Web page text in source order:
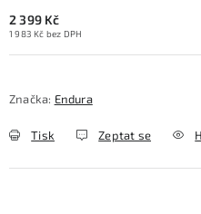
2 399 Kč
1 983 Kč bez DPH
Značka: Endura
Tisk Zeptat se